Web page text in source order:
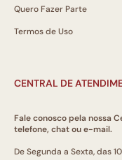
Quero Fazer Parte
Termos de Uso
CENTRAL DE
Fale conosco pela nossa
telefone, chat ou e-mail.
De Segunda a Sexta, das